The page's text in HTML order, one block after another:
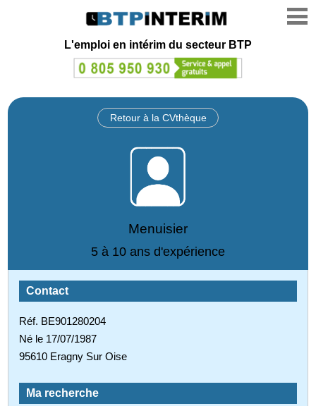
L'emploi en intérim du secteur BTP
Retour à la CVthèque
Menuisier
5 à 10 ans d'expérience
Contact
Réf. BE901280204
Né le 17/07/1987
95610 Eragny Sur Oise
Ma recherche